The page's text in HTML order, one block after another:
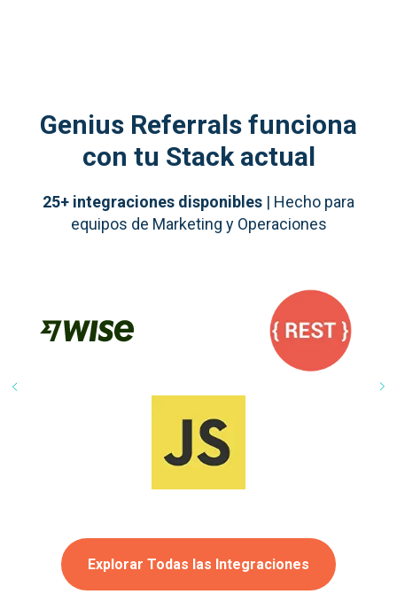
Genius Referrals funciona
con tu Stack actual
25+ integraciones disponibles | Hecho para
equipos de Marketing y Operaciones
Explorar Todas las Integraciones